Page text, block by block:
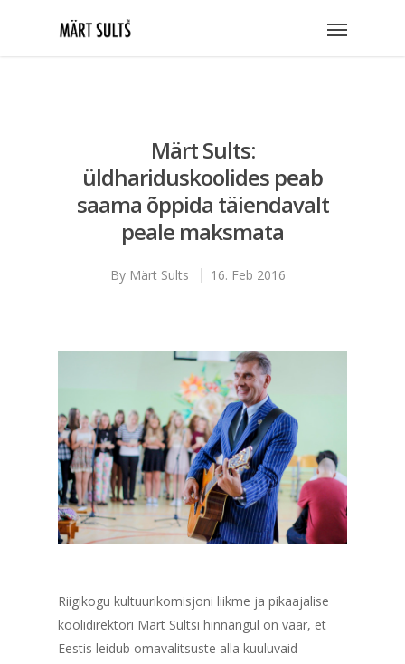
Märt Sults:
üldhariduskoolides peab
saama õppida täiendavalt
peale maksmata
By Märt Sults 16. Feb 2016
Riigikogu kultuurikomisjoni liikme ja pikaajalise
koolidirektori Märt Sultsi hinnangul on väär, et
Eestis leidub omavalitsuste alla kuuluvaid